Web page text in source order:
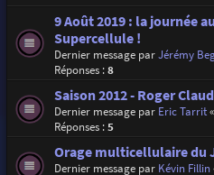
9 Août 2019 : la journée
Supercellule !
Dernier message parJérémy
Réponses :8
Saison 2012 - Roger
Dernier message par Eric Tarrit«
Réponses :5
Orage multicellulaire du
Dernier message par Kévin Fillin